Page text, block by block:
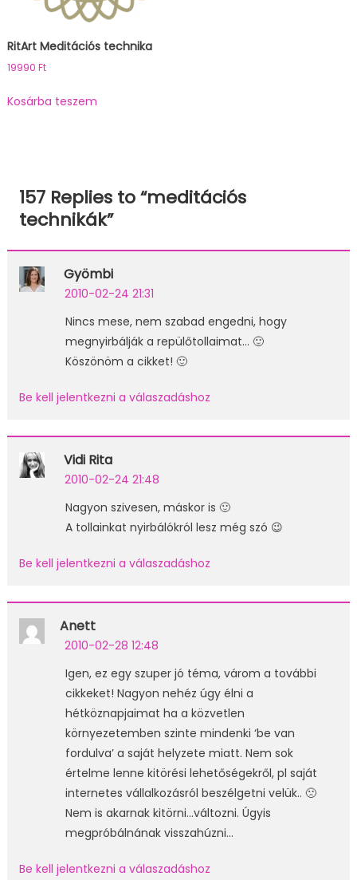
RitArt Meditációs technika
19990 Ft
Kosárba teszem
157 Replies to “meditációs
technikák”
Gyömbi
2010-02-24 21:31
Nincs mese, nem szabad engedni, hogy
megnyirbálják a repülőtollaimat… 🙂
Köszönöm a cikket! 🙂
Be kell jelentkezni a válaszadáshoz
Vidi Rita
2010-02-24 21:48
Nagyon szivesen, máskor is 🙂
A tollainkat nyirbálókról lesz még szó 😉
Be kell jelentkezni a válaszadáshoz
Anett
2010-02-28 12:48
Igen, ez egy szuper jó téma, várom a további
cikkeket! Nagyon nehéz úgy élni a
hétköznapjaimat ha a közvetlen
környezetemben szinte mindenki ‘be van
fordulva’ a saját helyzete miatt. Nem sok
értelme lenne kitörési lehetőségekről, pl saját
internetes vállalkozásról beszélgetni velük.. 🙁
Nem is akarnak kitörni…változni. Úgyis
megpróbálnának visszahúzni…
Be kell jelentkezni a válaszadáshoz